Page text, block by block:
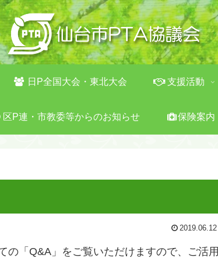
日P全国大会・東北大会 支援活動
区P連・市教委等からのお知らせ 保険案内
2019.06.12
の「Q&A」をご覧いただけますので、ご活用